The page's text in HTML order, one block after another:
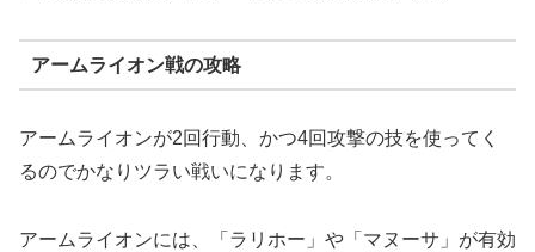
アームライオン戦の攻略
アームライオンが2回行動、かつ4回攻撃の技を使ってく
るのでかなりツラい戦いになります。
アームライオンには、「ラリホー」や「マヌーサ」が有効